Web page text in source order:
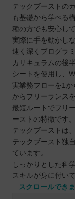
テックブーストの
も基礎から学べる
種の方でも安心し
実際に手を動かし
速く深くプログラ
カリキュラムの後
シートを使用し、
実業務フローを1
からフリーランス
最短ルートでフリ
ーストの特徴です。
テックブーストは
テックブースト独
ています。
しっかりとした科
スキルが身に付い
スクロールでき